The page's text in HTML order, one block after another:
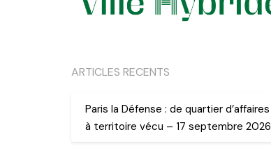
ARTICLES RECENTS
Paris la Défense : de quartier d’affaires
à territoire vécu – 17 septembre 2026